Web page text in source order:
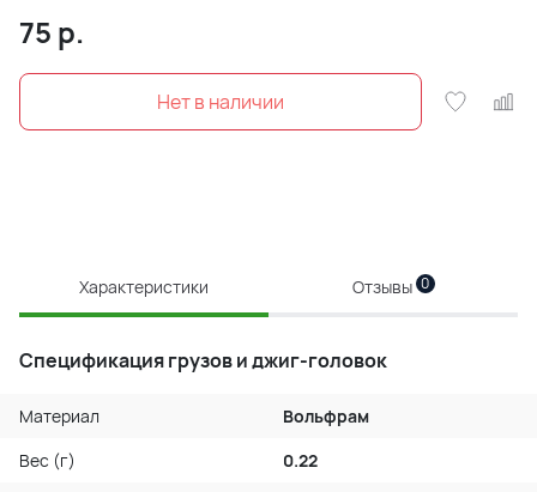
75 р.
Характеристики Отзывы 0
Спецификация грузов и джиг-головок
Материал
Вольфрам
Вес (г)
0.22